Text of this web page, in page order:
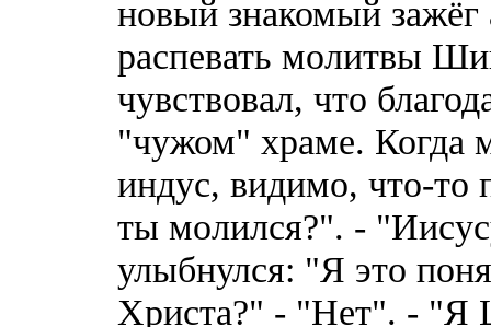
новый знакомый зажёг
распевать молитвы
чувствовал, что
"чужом" храме. Когда
индус, видимо, что-то
ты молился?". -
улыбнулся: "Я это
Христа?" - "Нет". - "Я